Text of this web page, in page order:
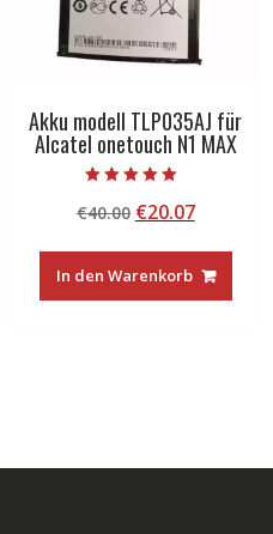
Akku modell TLP035AJ für
Alcatel onetouch N1 MAX
5.00
von 5
€40.00 Ursprünglicher
war:
€40.00
€20.07
ist:
€20.07.
In den Warenkorb